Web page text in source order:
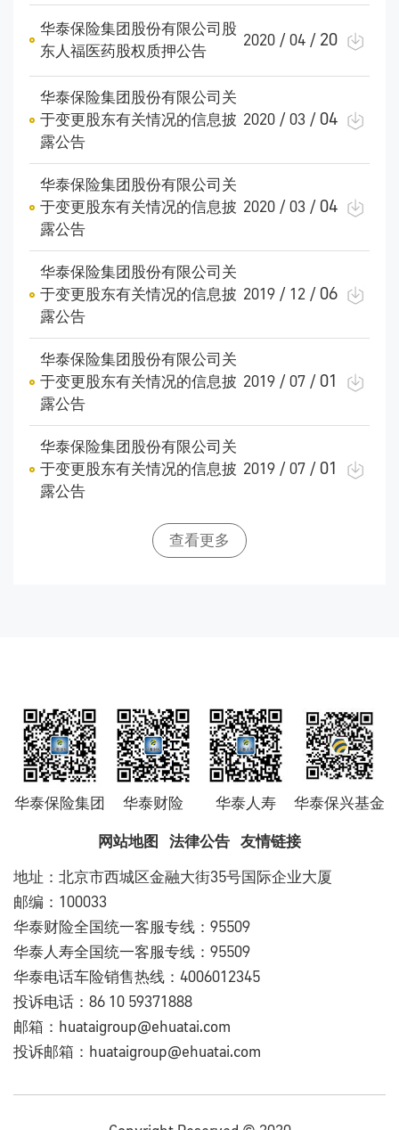
华泰保险集团股份有限公司股
东人福医药股权质押公告
2020 / 04 / 20
华泰保险集团股份有限公司关
于变更股东有关情况的信息披
露公告
2020 / 03 /04
华泰保险集团股份有限公司关
于变更股东有关情况的信息披
露公告
2020 / 03 /04
华泰保险集团股份有限公司关
于变更股东有关情况的信息披
露公告
2019 / 12 /06
华泰保险集团股份有限公司关
于变更股东有关情况的信息披
露公告
2019 / 07 /01
华泰保险集团股份有限公司关
于变更股东有关情况的信息披
露公告
2019 / 07 /01
查看更多
华泰保险集团 华泰财险 华泰人寿
华泰保兴基金
网站地图
法律公告 友情链接
地址：北京市西城区金融大街35号国际企业大厦
邮编：100033
华泰财险全国统一客服专线：95509
华泰人寿全国统一客服专线：95509
华泰电话车险销售热线：4006012345
投诉电话：86 10 59371888
邮箱：huataigroup@ehuatai.com
投诉邮箱：huataigroup@ehuatai.com